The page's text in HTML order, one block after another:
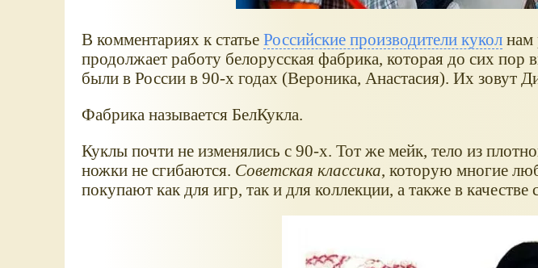
В комментариях к статье Российские производители куколнам
продолжает работу белорусская фабрика, которая до сих пор
были в России в 90-х годах (Вероника, Анастасия). Их зовут
Фабрика называется БелКукла.
Куклы почти не изменялись с 90-х. Тот же мейк, тело из
ножки не сгибаются. Советская классика, которую многие
покупают как для игр, так и для коллекции, а также в качестве